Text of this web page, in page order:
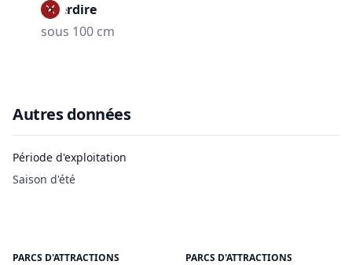
Interdire
sous 100 cm
Autres données
Période d'exploitation
Saison d'été
PARCS D'ATTRACTIONS PARCS D'ATTRACTIONS